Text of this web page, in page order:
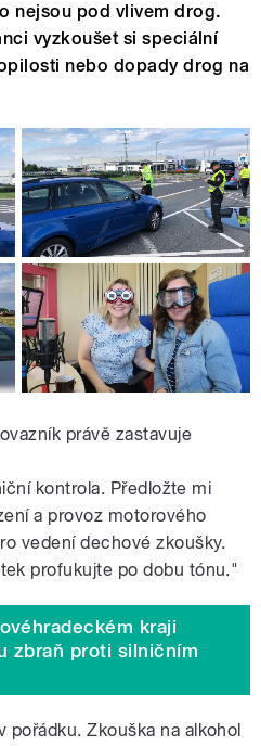
nejsou pod vlivem drog.
vyzkoušet si speciální
nebo dopady drog na
právě zastavuje
kontrola. Předložte mi
a provoz motorového
vedení dechové zkoušky.
profukujte po dobu tónu."
kraji
zbraň proti silničním
pořádku. Zkouška na alkohol